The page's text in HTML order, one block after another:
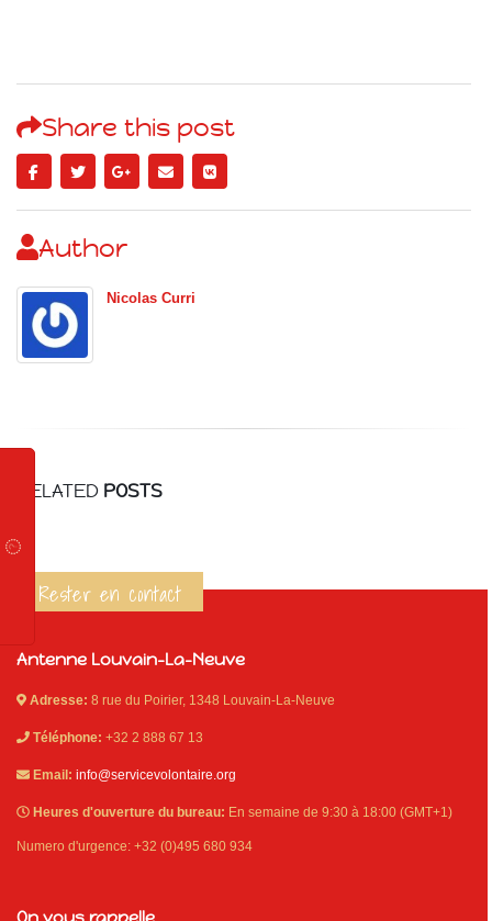
Share this post
Author
Nicolas Curri
RELATED POSTS
Rester en contact
Antenne Louvain-La-Neuve
Adresse: 8 rue du Poirier, 1348 Louvain-La-Neuve
Téléphone: +32 2 888 67 13
Email: info@servicevolontaire.org
Heures d'ouverture du bureau: En semaine de 9:30 à 18:00 (GMT+1)
Numero d'urgence: +32 (0)495 680 934